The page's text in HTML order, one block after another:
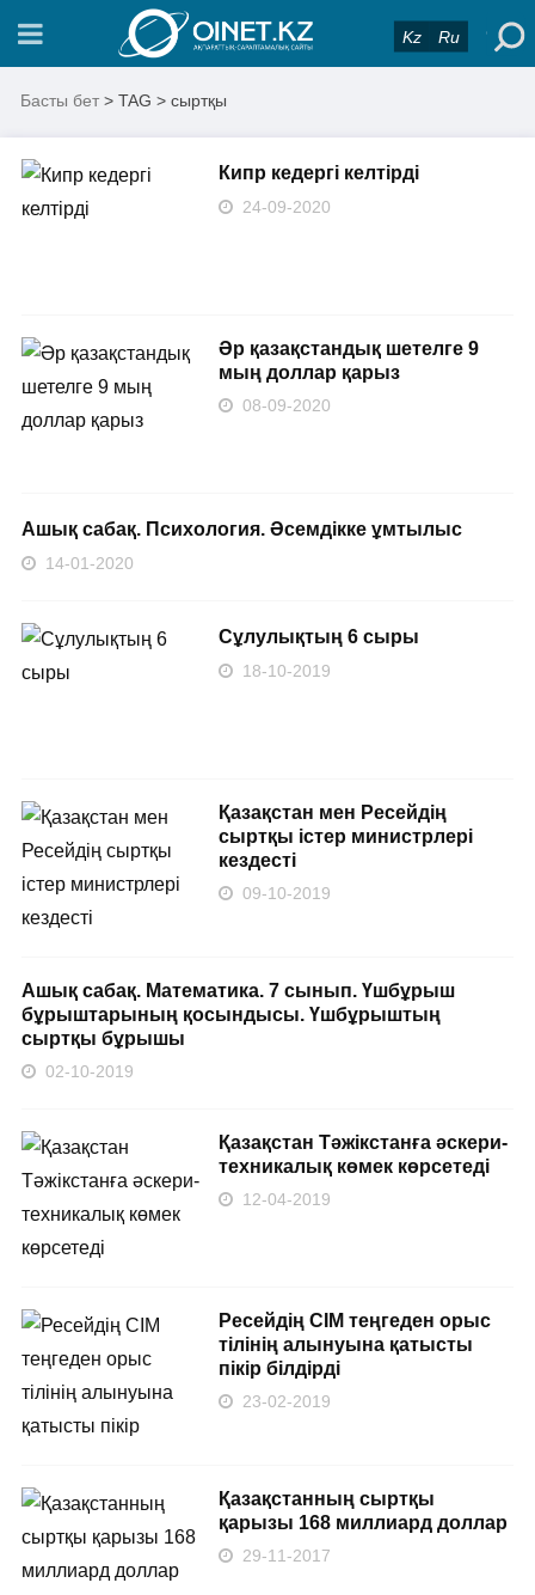
Kz Ru
Басты бет > TAG > сыртқы
Кипр кедергі келтірді
24-09-2020
Әр қазақстандық шетелге 9
мың доллар қарыз
08-09-2020
Ашық сабақ. Психология. Әсемдікке ұмтылыс
14-01-2020
Сұлулықтың 6 сыры
18-10-2019
Қазақстан мен Ресейдің
сыртқы істер министрлері
кездесті
09-10-2019
Ашық сабақ. Математика. 7 сынып. Үшбұрыш
бұрыштарының қосындысы. Үшбұрыштың
сыртқы бұрышы
02-10-2019
Қазақстан Тәжікстанға әскери-
техникалық көмек көрсетеді
12-04-2019
Ресейдің СІМ теңгеден орыс
тілінің алынуына қатысты
пікір білдірді
23-02-2019
Қазақстанның сыртқы
қарызы 168 миллиард доллар
29-11-2017